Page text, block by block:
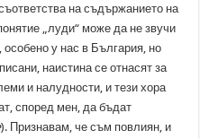
на съдържанието на
„луди“ може да не звучи
у нас в България, но
наистина се отнасят за
и налудности, и тези хора
според мен, да бъдат
). Признавам, че съм повлиян, и